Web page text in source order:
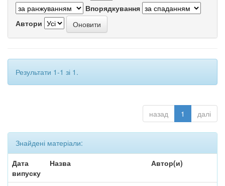
Впорядкування
Автори
Результати 1-1 зі 1.
назад 1 далі
Знайдені матеріали:
Дата
випуску
Назва Автор(и)